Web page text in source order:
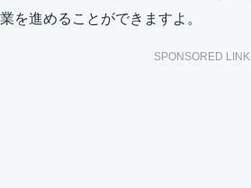
業を進めることができますよ。
SPONSORED LINK